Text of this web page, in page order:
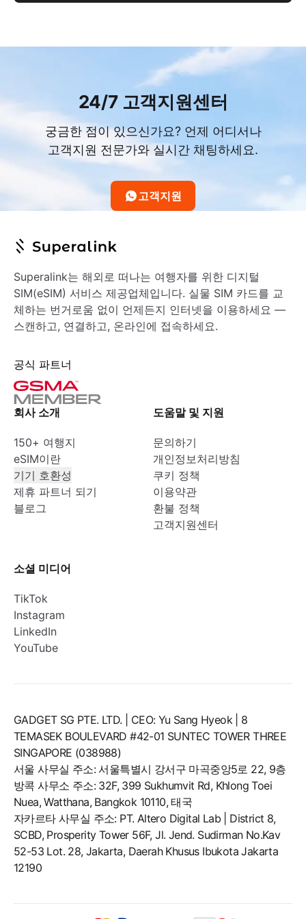
24/7 고객지원센터
궁금한 점이 있으신가요? 언제 어디서나
고객지원 전문가와 실시간 채팅하세요.
고객지원
Superalink는 해외로 떠나는 여행자를 위한 디지털
SIM(eSIM) 서비스 제공업체입니다. 실물 SIM 카드를 교
체하는 번거로움 없이 언제든지 인터넷을 이용하세요 —
스캔하고, 연결하고, 온라인에 접속하세요.
공식 파트너
회사 소개
150+ 여행지
eSIM이란
기기 호환성
제휴 파트너 되기
블로그
도움말 및 지원
문의하기
개인정보처리방침
쿠키 정책
이용약관
환불 정책
고객지원센터
소셜 미디어
TikTok
Instagram
LinkedIn
YouTube
GADGET SG PTE. LTD. | CEO: Yu Sang Hyeok | 8
TEMASEK BOULEVARD #42-01 SUNTEC TOWER THREE
SINGAPORE (038988)
서울 사무실 주소: 서울특별시 강서구 마곡중앙5로 22, 9층
방콕 사무소 주소: 32F, 399 Sukhumvit Rd, Khlong Toei
Nuea, Watthana, Bangkok 10110, 태국
자카르타 사무실 주소: PT. Altero Digital Lab | District 8,
SCBD, Prosperity Tower 56F, Jl. Jend. Sudirman No.Kav
52-53 Lot. 28, Jakarta, Daerah Khusus Ibukota Jakarta
12190